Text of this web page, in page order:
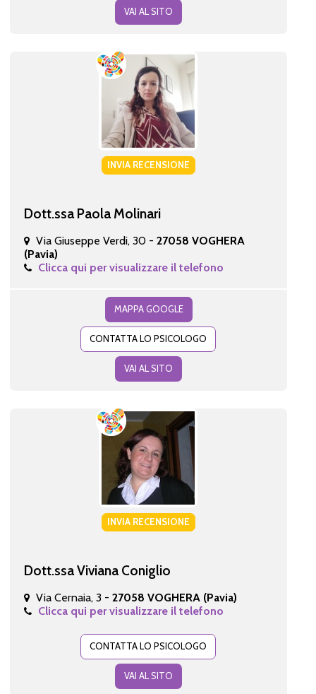
VAI AL SITO
INVIA RECENSIONE
Dott.ssa Paola Molinari
Via Giuseppe Verdi, 30 - 27058 VOGHERA
(Pavia)
Clicca qui per visualizzare il telefono
MAPPA GOOGLE
CONTATTA LO PSICOLOGO
VAI AL SITO
INVIA RECENSIONE
Dott.ssa Viviana Coniglio
Via Cernaia, 3 - 27058 VOGHERA (Pavia)
Clicca qui per visualizzare il telefono
CONTATTA LO PSICOLOGO
VAI AL SITO